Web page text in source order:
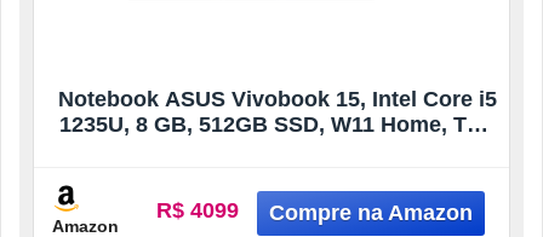
Notebook ASUS Vivobook 15, Intel Core i5
1235U, 8 GB, 512GB SSD, W11 Home, Tela
Amazon
R$ 4099